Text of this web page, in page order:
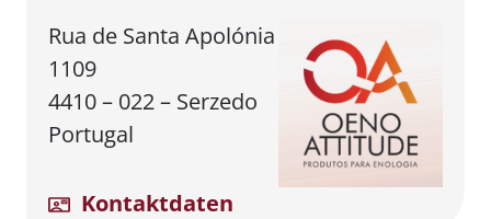
Rua de Santa Apolónia
1109
4410 – 022 – Serzedo
Portugal
Kontaktdaten